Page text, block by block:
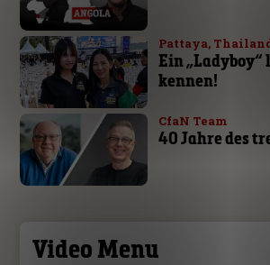
Pattaya,
Ein „Ladyboy“
kennen!
CfaN Team
40 Jahre des
Video Menu